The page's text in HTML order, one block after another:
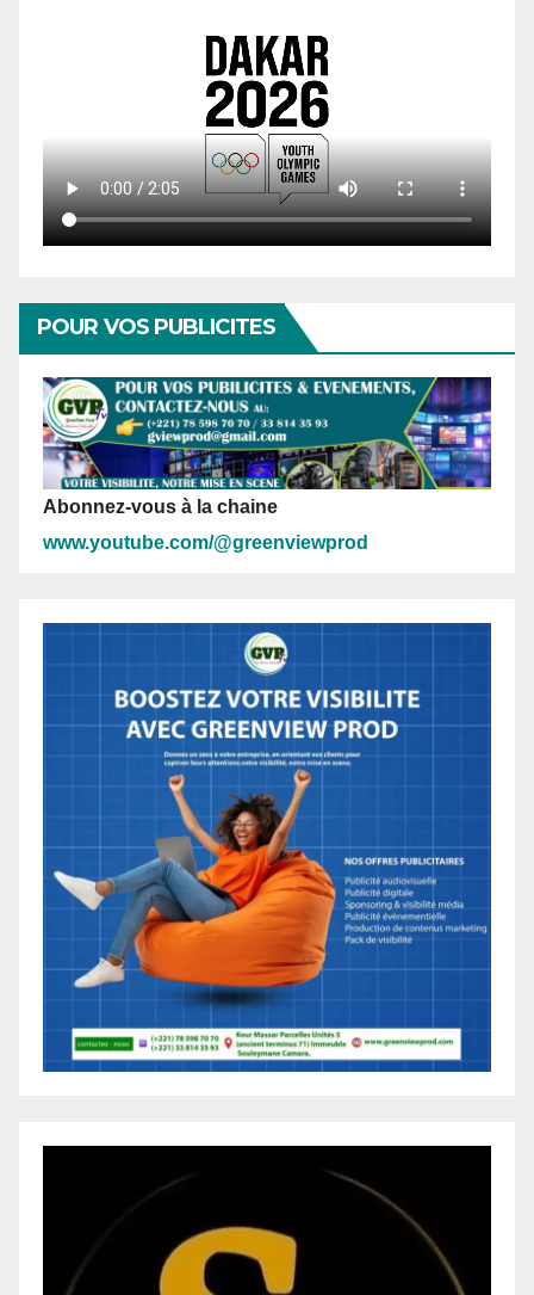
POUR VOS PUBLICITES
Abonnez-vous à la chaine
www.youtube.com/@greenviewprod